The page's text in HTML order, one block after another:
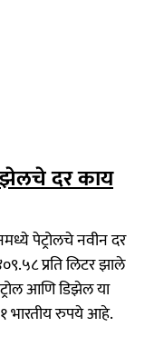
दर काय
पेट्रोलचे नवीन दर
प्रति लिटर झाले
आणि डिझेल या
भारतीय रुपये आहे.